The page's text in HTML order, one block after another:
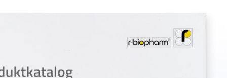
Nutrition Care